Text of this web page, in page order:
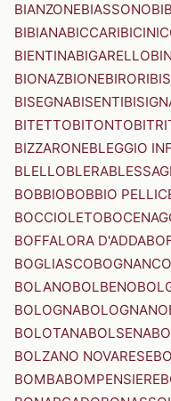
BIANZONEBIASSONO
BIBIANABICCARI
BIENTINABIGARELLO
BIONAZBIONEBIRORI
BISEGNABISENTI
BITETTOBITONTO
BIZZARONEBLEGGIO
BLELLOBLERA
BOBBIOBOBBIO
BOCCIOLETO
BOFFALORA D'ADDA
BOGLIASCOBOGNANCO
BOLANOBOLBENO
BOLOGNABOLOGNANO
BOLOTANABOLSENA
BOLZANO NOVARESE
BOMBABOMPENSIERE